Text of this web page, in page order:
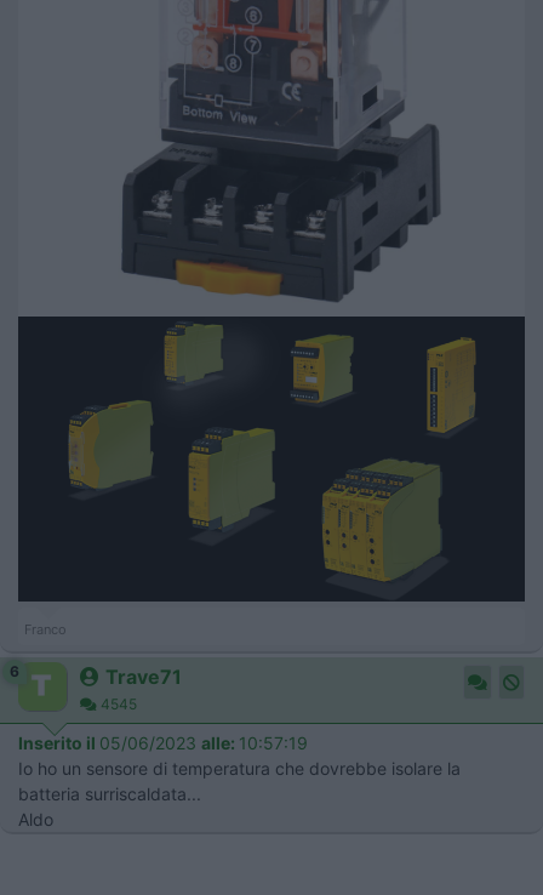
Franco
6 Trave71
4545
Inserito il 05/06/2023 alle: 10:57:19
Io ho un sensore di temperatura che dovrebbe isolare la
batteria surriscaldata...
Aldo